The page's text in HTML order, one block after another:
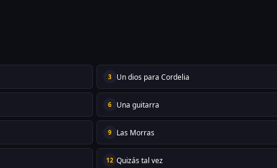
3 Un dios para Cordelia
6 Una guitarra
9 Las Morras
12 Quizás tal vez